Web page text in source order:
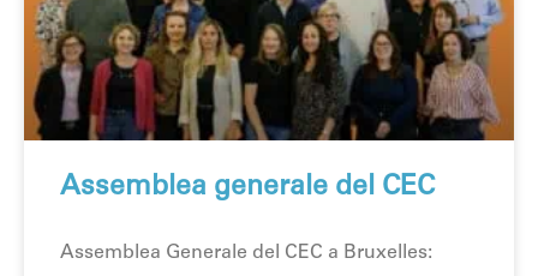
Assemblea generale del CEC
Assemblea Generale del CEC a Bruxelles: